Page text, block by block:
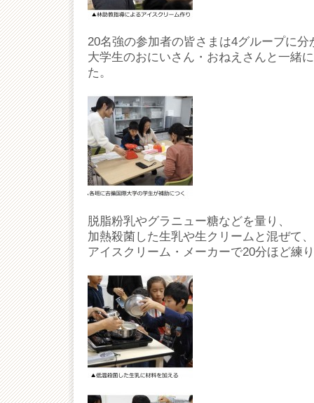
20名強の参加者の皆さまは4グループに分
大学生のおにいさん・おねえさんと一緒
た。
脱脂粉乳やグラニュー糖などを量り、
加熱殺菌した生乳や生クリームと混ぜて、
アイスクリーム・メーカーで20分ほど練